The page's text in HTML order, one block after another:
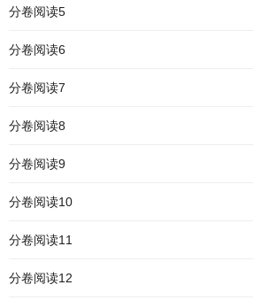
分卷阅读5
分卷阅读6
分卷阅读7
分卷阅读8
分卷阅读9
分卷阅读10
分卷阅读11
分卷阅读12